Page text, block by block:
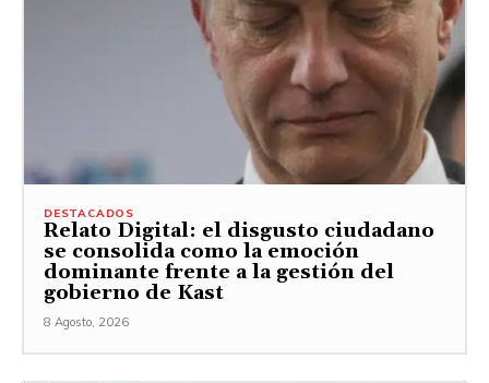
DESTACADOS
Relato Digital: el disgusto ciudadano
se consolida como la emoción
dominante frente a la gestión del
gobierno de Kast
8 Agosto, 2026